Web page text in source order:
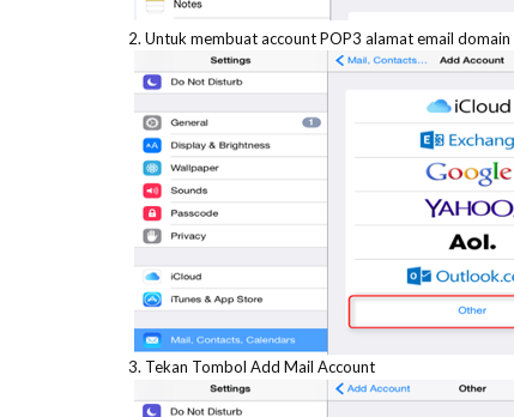
2. Untuk membuat account POP3 alamat email
3. Tekan Tombol Add Mail Account